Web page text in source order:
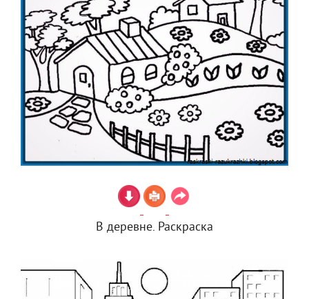
В деревне. Раскраска